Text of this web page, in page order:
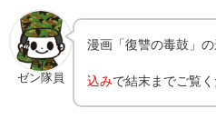
ゼン隊員
漫画「復讐の毒鼓」
込みで結末までご覧く